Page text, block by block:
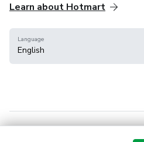
Learn about Hotmart
Language
English